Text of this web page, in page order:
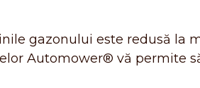
gazonului este redusă la
Automower® vă permite